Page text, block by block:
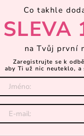
Co takhle
SLEVA
na Tvůj první
Zaregistrujte se k
aby Ti už nic neuteklo, a